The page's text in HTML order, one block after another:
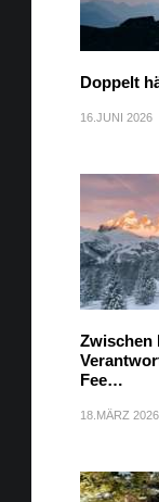
Doppelt
16.JUNI 2026
Zwischen
Fee…
18.MÄRZ 2026